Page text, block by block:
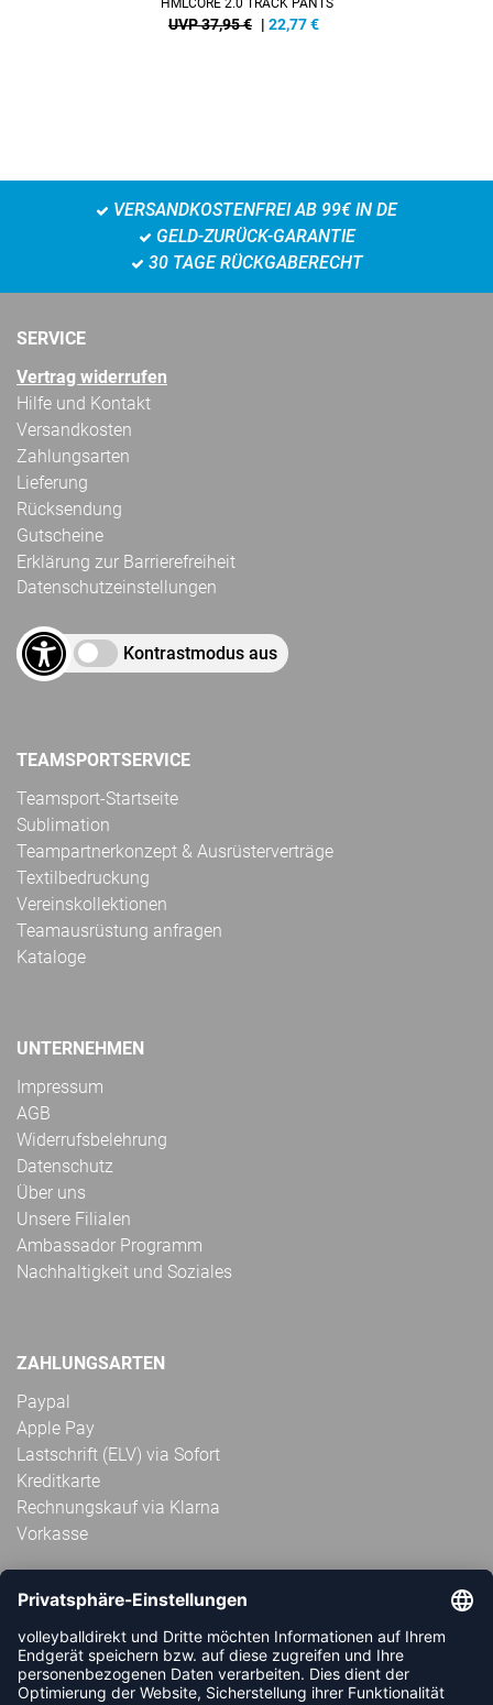
HMLCORE 2.0 TRACK PANTS
UVP 37,95 € | 22,77€
VERSANDKOSTENFREI AB 99€ IN DE
GELD-ZURÜCK-GARANTIE
30 TAGE RÜCKGABERECHT
SERVICE
Vertrag widerrufen
Hilfe und Kontakt
Versandkosten
Zahlungsarten
Lieferung
Rücksendung
Gutscheine
Erklärung zur Barrierefreiheit
Datenschutzeinstellungen
Kontrastmodus aus
TEAMSPORTSERVICE
Teamsport-Startseite
Sublimation
Teampartnerkonzept & Ausrüsterverträge
Textilbedruckung
Vereinskollektionen
Teamausrüstung anfragen
Kataloge
UNTERNEHMEN
Impressum
AGB
Widerrufsbelehrung
Datenschutz
Über uns
Unsere Filialen
Ambassador Programm
Nachhaltigkeit und Soziales
ZAHLUNGSARTEN
Paypal
Apple Pay
Lastschrift (ELV) via Sofort
Kreditkarte
Rechnungskauf via Klarna
Vorkasse
ABONNIERE JETZT DEN KOSTENLOSEN
VOLLEYBALLDIREKT-NEWSLETTER UND VERPASSE KEINE
NEUIGKEIT ODER AKTION MEHR.